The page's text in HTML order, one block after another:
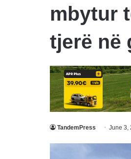
mbytur
tjerë në
TandemPress June 3,